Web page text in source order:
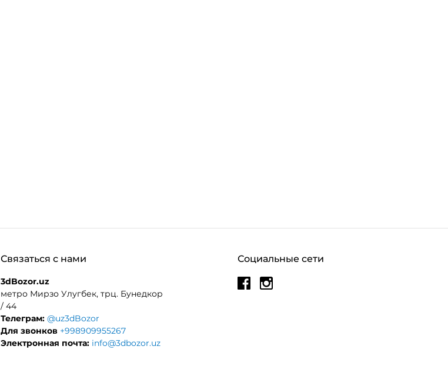
Социальные сети
Связаться с нами
3dBozor.uz
метро Мирзо Улугбек, трц. Бунедкор
/ 44
Телеграм: @uz3dBozor
Для звонков +998909955267
Электронная почта: info@3dbozor.uz